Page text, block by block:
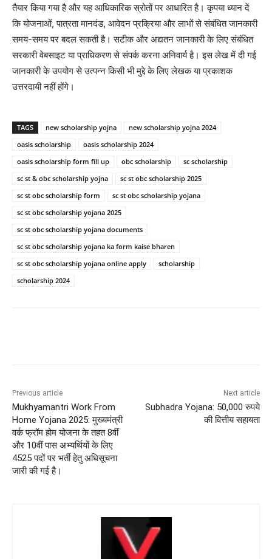
तैयार किया गया है और यह आधिकारिक स्रोतों पर आधारित है। कृपया ध्यान दें
कि योजनाओं, पात्रता मानदंड, आवेदन प्रक्रिया और लाभों से संबंधित जानकारी
समय-समय पर बदल सकती है। सटीक और अद्यतन जानकारी के लिए संबंधित
सरकारी वेबसाइट या प्राधिकरण से संपर्क करना अनिवार्य है। इस लेख में दी गई
जानकारी के उपयोग से उत्पन्न किसी भी मुद्दे के लिए लेखक या प्रकाशक
उत्तरदायी नहीं होंगे।
TAGS new scholarship yojna
new scholarship yojna 2024
oasis scholarship
oasis scholarship 2024
oasis scholarship form fill up
obc scholarship
sc scholarship
sc st & obc scholarship yojna
sc st obc scholarship 2025
sc st obc scholarship form
sc st obc scholarship yojana
sc st obc scholarship yojana 2025
sc st obc scholarship yojana documents
sc st obc scholarship yojana ka form kaise bharen
sc st obc scholarship yojana online apply
scholarship
scholarship 2024
Previous article
Mukhyamantri Work From
Home Yojana 2025: मुख्यमंत्री
वर्क फ्रॉम होम योजना के तहत 8वीं
और 10वीं पास अभ्यर्थियों के लिए
4525 पदों पर भर्ती हेतु अधिसूचना
जारी की गई है।
Next article
Subhadra Yojana: 50,000 रुपये
की वित्तीय सहायता